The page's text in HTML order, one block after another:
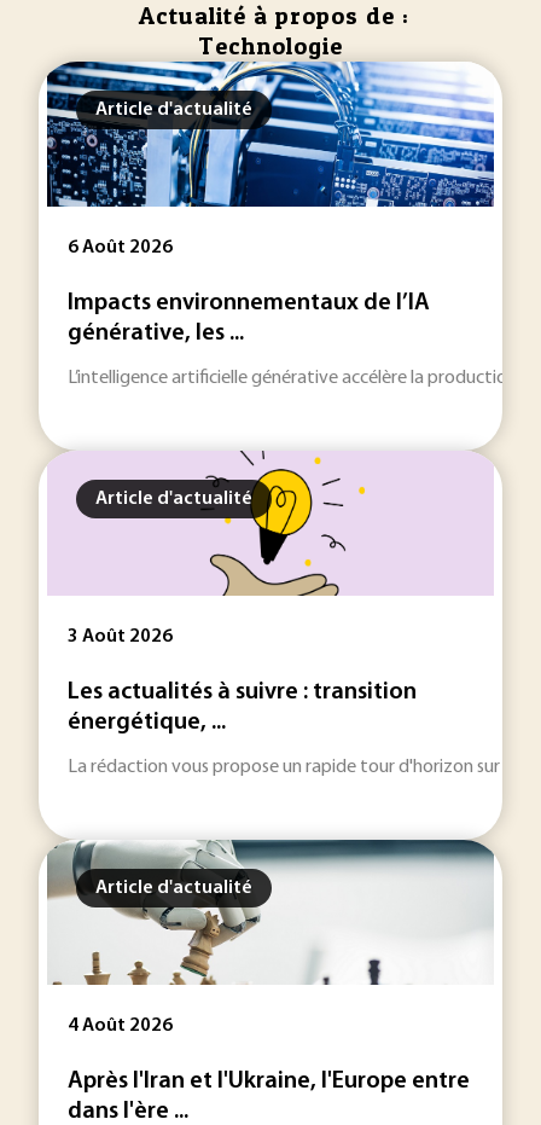
Actualité à propos de :
Technologie
Article d'actualité
6 Août 2026
Impacts environnementaux de l’IA
générative, les ...
L’intelligence artificielle générative accélère la production
Article d'actualité
3 Août 2026
Les actualités à suivre : transition
énergétique, ...
La rédaction vous propose un rapide tour d'horizon sur les
Article d'actualité
4 Août 2026
Après l'Iran et l'Ukraine, l'Europe entre
dans l'ère ...